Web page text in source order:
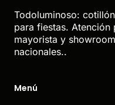
Todoluminoso:
para fiestas. Atención
mayorista y
nacionales..
Menú